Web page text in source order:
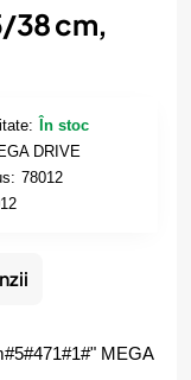
38 cm,
În stoc
DRIVE
78012
MEGA